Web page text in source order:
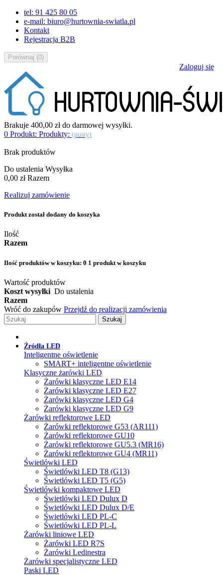
tel: 91 425 80 05
e-mail: biuro@hurtownia-swiatla.pl
Kontakt
Rejestracja B2B
Porównaj (0)
Zaloguj się
Brakuje 400,00 złdo darmowej wysyłki.
0 Produkt: Produkty: (pusty)
Brak produktów
Do ustalenia Wysyłka
0,00 zł Razem
Realizuj zamówienie
Produkt został dodany do koszyka
Ilość
Razem
Ilość produktów w koszyku: 0 1 produkt w koszyku
Wartość produktów
Koszt wysyłki Do ustalenia
Razem
Wróć do zakupów Przejdź do realizacji zamówienia
Szukaj
Źródła LED
Inteligentne oświetlenie
SMART+ inteligentne oświetlenie
Klasyczne żarówki LED
Żarówki klasyczne LED E14
Żarówki klasyczne LED E27
Żarówki klasyczne LED G4
Żarówki klasyczne LED G9
Żarówki reflektorowe LED
Żarówki reflektorowe G53 (AR111)
Żarówki reflektorowe GU10
Żarówki reflektorowe GU5.3 (MR16)
Żarówki reflektorowe GU4 (MR11)
Świetlówki LED
Świetlówki LED T8 (G13)
Świetlówki LED T5 (G5)
Świetlówki kompaktowe LED
Świetlówki LED Dulux D
Świetlówki LED Dulux D/E
Świetlówki LED PL-C
Świetlówki LED PL-L
Żarówki liniowe LED
Żarówki LED R7S
Żarówki Ledinestra
Żarówki specjalistyczne LED
Paski LED